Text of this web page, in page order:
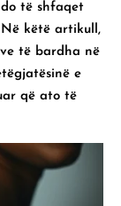
të shfaqet
këtë artikull,
të bardha në
e
që ato të